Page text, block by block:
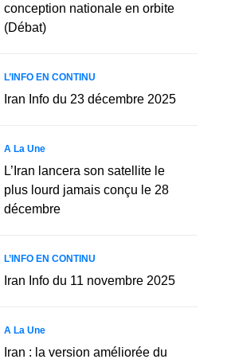
conception nationale en orbite
(Débat)
L’INFO EN CONTINU
Iran Info du 23 décembre 2025
A La Une
L’Iran lancera son satellite le
plus lourd jamais conçu le 28
décembre
L’INFO EN CONTINU
Iran Info du 11 novembre 2025
A La Une
Iran : la version améliorée du